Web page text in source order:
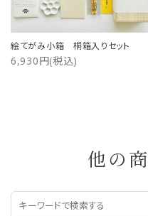
絵てがみ小箱 桐箱入りセット
6,930円(税込)
他の